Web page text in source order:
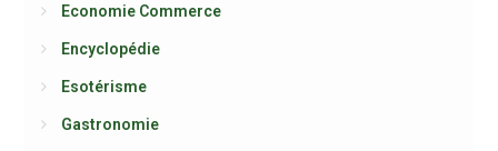
Economie Commerce
Encyclopédie
Esotérisme
Gastronomie